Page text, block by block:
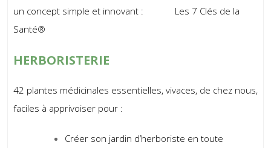
un concept simple et innovant : Les 7 Clés de la
Santé®
HERBORISTERIE
42 plantes médicinales essentielles, vivaces, de chez nous,
faciles à apprivoiser pour :
Créer son jardin d’herboriste en toute